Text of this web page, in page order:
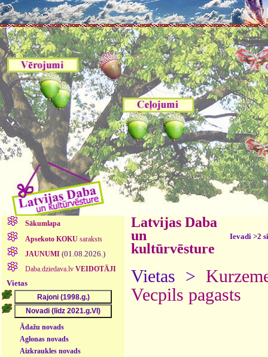
Sākumlapa
Apsekoto KOKUsaraksts
JAUNUMI (01.08.2026.)
Daba.dziedava.lv VEIDOTĀJI
Vietas
Ādažu novads
Aglonas novads
Aizkraukles novads
Latvijas Daba
un
kultūrvēsture
Ievadi >2
Vietas >
Vecpils pagasts